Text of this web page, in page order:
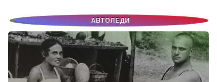
АВТОЛЕДИ